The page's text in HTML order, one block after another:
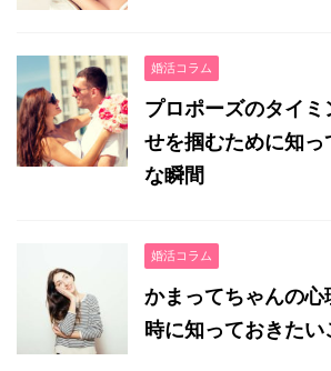
婚活コラム
プロポーズのタイ
せを掴むために知っ
な瞬間
婚活コラム
かまってちゃんの心
時に知っておきたい